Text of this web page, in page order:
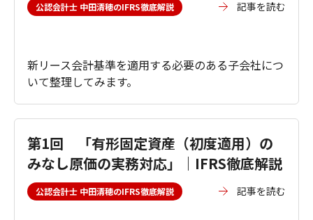
公認会計士 中田清穂のIFRS徹底解説 記事を読む
新リース会計基準を適用する必要のある子会社につ
いて整理してみます。
第1回 「有形固定資産（初度適用）の
みなし原価の実務対応」｜IFRS徹底解説
公認会計士 中田清穂のIFRS徹底解説 記事を読む